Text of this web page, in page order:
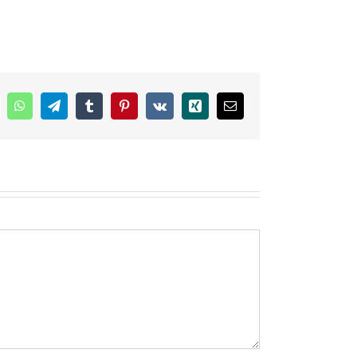
WhatsAppTelegramTumblr PinterestVk Xing
E-
mail